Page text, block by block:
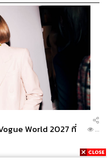
ระหว่างประเทศ ที่จะมีส่วน
บายทางเศรษฐกิจต่อ
หมายคือประเทศที่ไม่ใช่
ยายบทบาทของประเทศใน
และแอฟริกาใต้ เป็นภาพ
านี้พยายามที่จะไม่เข้าไป
ยการงดออกเสียงในเวที
งประเทศฝ่ายใต้ในเวที
ในการประชุมครั้งนี้ และ
ำหนดสถานการณ์โลกใน
World 2027 ที่
...